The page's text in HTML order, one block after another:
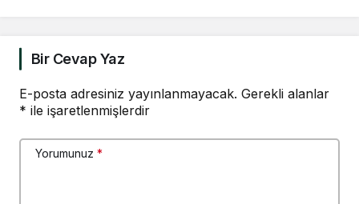
toplumsal hayata katıl’
diyorsanız, o insan
kapıdan içeri girdiğinde
başına ne geleceğini
Bir Cevap Yaz
E-posta adresiniz yayınlanmayacak. Gerekli alanlar
* ile işaretlenmişlerdir
Yorumunuz *